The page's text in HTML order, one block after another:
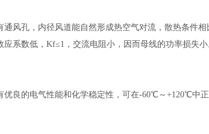
风孔，内径风道能自然形成热空气对流，散热条件
系数低，Kf≤1，交流电阻小，因而母线的功率损失
良的电气性能和化学稳定性，可在-60℃～+120℃中